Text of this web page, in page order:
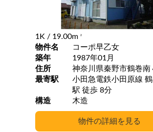
1K / 19.00m 2
物件名
コーポ早乙女
築年
1987年01月
住所
神奈川県秦野市鶴巻南
最寄駅
小田急電鉄小田原線
駅 徒歩 8分
構造
木造